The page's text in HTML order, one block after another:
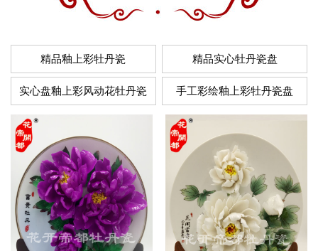
精品釉上彩牡丹瓷 精品实心牡丹瓷盘
实心盘釉上彩风动花牡丹瓷 手工彩绘釉上彩牡丹瓷盘